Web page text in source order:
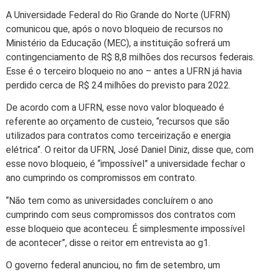
A Universidade Federal do Rio Grande do Norte (UFRN)
comunicou que, após o novo bloqueio de recursos no
Ministério da Educação (MEC), a instituição sofrerá um
contingenciamento de R$ 8,8 milhões dos recursos federais.
Esse é o terceiro bloqueio no ano – antes a UFRN já havia
perdido cerca de R$ 24 milhões do previsto para 2022.
De acordo com a UFRN, esse novo valor bloqueado é
referente ao orçamento de custeio, “recursos que são
utilizados para contratos como terceirização e energia
elétrica”. O reitor da UFRN, José Daniel Diniz, disse que, com
esse novo bloqueio, é “impossível” a universidade fechar o
ano cumprindo os compromissos em contrato.
“Não tem como as universidades concluírem o ano
cumprindo com seus compromissos dos contratos com
esse bloqueio que aconteceu. É simplesmente impossível
de acontecer”, disse o reitor em entrevista ao g1.
O governo federal anunciou, no fim de setembro, um